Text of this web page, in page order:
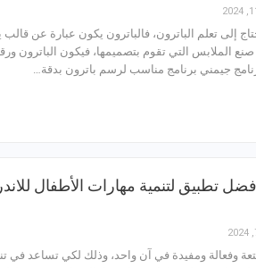
إلى تعلم الباترون، فالباترون يكون عبارة عن
الملابس التي تقوم بتصميمها، فيكون الباترون
جيمني برنامج مناسب لرسم باترون بدقة…
تطبيق لتنمية مهارات الأطفال
وفعالة ومفيدة في آن واحد، وذلك لكي تساعد في